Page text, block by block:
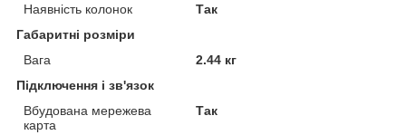
Наявність колонок
Так
Габаритні розміри
Вага
2.44 кг
Підключення і зв'язок
Вбудована мережева
карта
Так